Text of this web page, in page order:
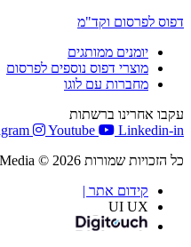
דפוס לפרסום וקד"מ
יומנים ממותגים
מוצרי דפוס נוספים לפרסום
מחברות עם לוגו
עקבו אחרינו ברשתות
Youtube
Linkedin-in
כל הזכויות שמורות Cool Media © 2026
קידום אתר |
UI UX